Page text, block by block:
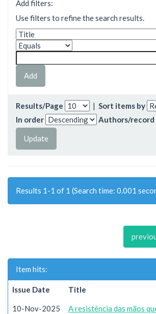
Add filters:
Use filters to refine the search results.
Results/Page | Sort items by
In order
Authors/record
Results 1-1 of 1 (Search time: 0.001
Item hits:
Issue Date Title
10-Nov-2025
A resistência das mãos